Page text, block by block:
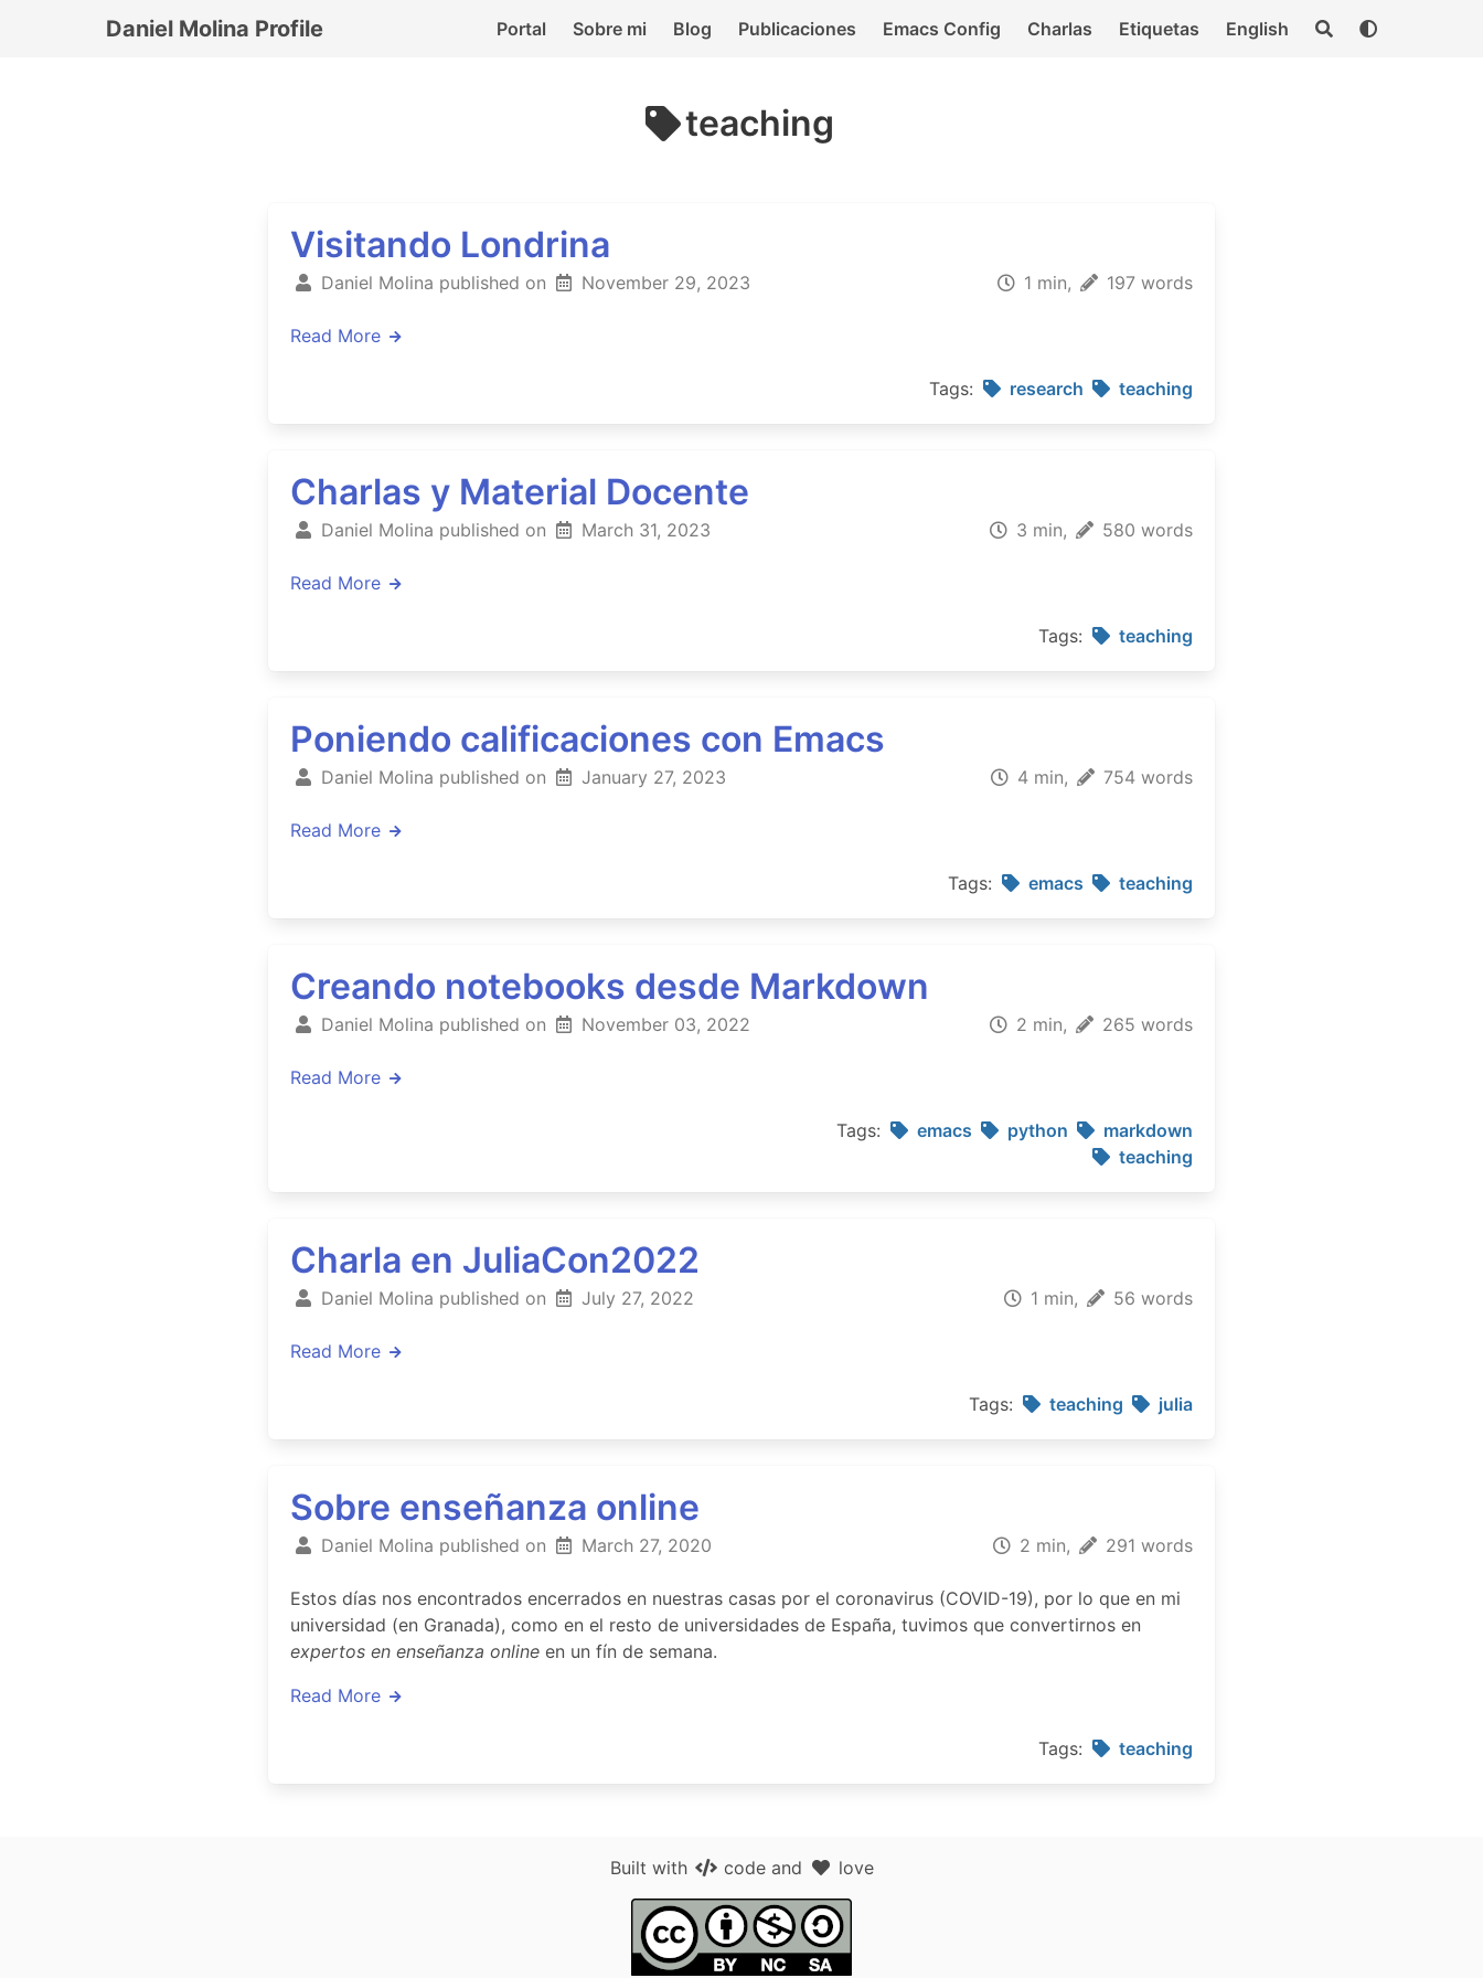
Daniel Molina Profile Portal Sobre mi Blog Publicaciones Emacs Config Charlas Etiquetas English
teaching
Visitando Londrina
Daniel Molina published on November 29, 2023 1 min, 197 words
Read More
Tags: research teaching
Charlas y Material Docente
Daniel Molina published on March 31, 2023 3 min, 580 words
Read More
Tags: teaching
Poniendo calificaciones con Emacs
Daniel Molina published on January 27, 2023 4 min, 754 words
Read More
Tags: emacs teaching
Creando notebooks desde Markdown
Daniel Molina published on November 03, 2022 2 min, 265 words
Read More
Tags: emacs python
markdown
teaching
Charla en JuliaCon2022
Daniel Molina published on July 27, 2022 1 min, 56 words
Read More
Tags: teaching julia
Sobre enseñanza online
Daniel Molina published on March 27, 2020 2 min, 291 words
Estos días nos encontrados encerrados en nuestras casas por el coronavirus (COVID-19), por lo que en mi
universidad (en Granada), como en el resto de universidades de España, tuvimos que convertirnos en
expertos en enseñanza online en un fín de semana.
Read More
Tags: teaching
Built with codeand love